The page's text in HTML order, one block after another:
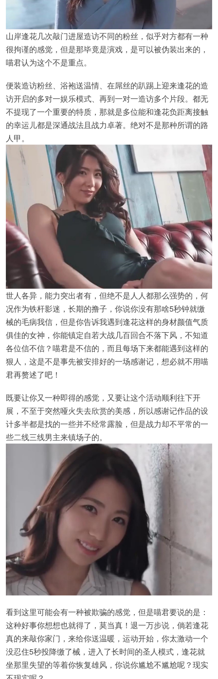
山岸逢花几次敲门进屋造访不同的粉丝，似乎对方都有一种
很拘谨的感觉，但是那毕竟是演戏，是可以被伪装出来的，
喵君认为这个不是重点。
便装造访粉丝、浴袍送温情、在屌丝的趴踢上迎来逢花的造
访开启的多对一娱乐模式、再到一对一造访多个片段。都无
不提现了一个重要的特质，那就是多位能和逢花负距离接触
的幸运儿都是深通战法且战力卓著。绝对不是那种所谓的路
人甲。
世人各异，能力突出者有，但绝不是人人都那么强势的，何
况作为铁杆影迷，长期的撸子，你说你没有那啥5秒钟就缴
械的毛病我信，但是你告诉我遇到逢花这样的身材颜值气质
俱佳的女神，你能镇定自若大战几百回合不落下风，不知道
各位信不信？喵君是不信的，而且每场下来都能遇到这样的
狠人，这是不是事先被安排好的一场感谢记，想必就不用喵
君再赘述了吧！
既要让你又一种即得的感觉，又要让这个活动顺利往下开
展，不至于突然哑火失去欣赏的美感，所以感谢记作品的设
计多半都是找的一些并不经常露脸，但是战力却不平常的一
些二线三线男主来镇场子的。
看到这里可能会有一种被欺骗的感觉，但是喵君要说的是：
这种好事你想想也就得了，莫当真！退一万步说，倘若逢花
真的来敲你家门，来给你送温暖，运动开始，你太激动一个
没忍住5秒投降缴了械，进入了长时间的圣人模式，逢花就
坐那里失望的等着你恢复雄风，你说你尴尬不尴尬呢？现实